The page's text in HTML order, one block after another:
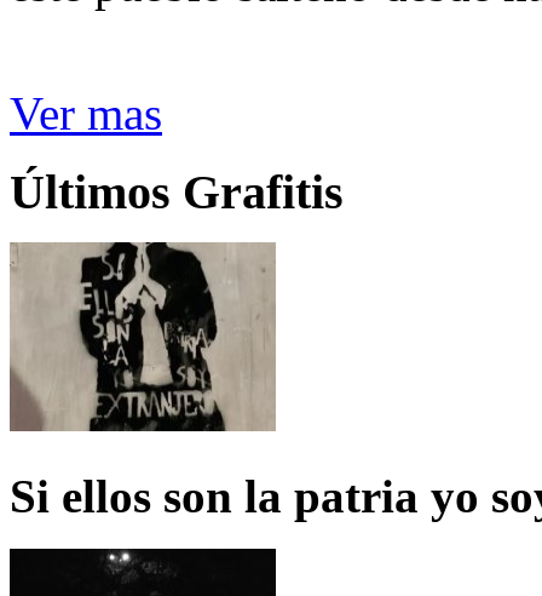
Ver mas
Últimos Grafitis
Si ellos son la patria yo